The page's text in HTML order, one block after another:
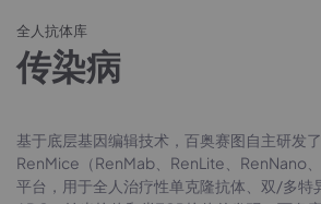
全人抗体库
传染病
基于底层基因编辑技术，百奥赛图自主研发了
RenMice（RenMab、RenLite、RenNano、
平台，用于全人治疗性单克隆抗体、双/多特